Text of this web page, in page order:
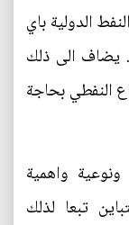
الدولية باي
يضاف الى ذلك
النفطي بحاجة
واهمية
تبعا لذلك